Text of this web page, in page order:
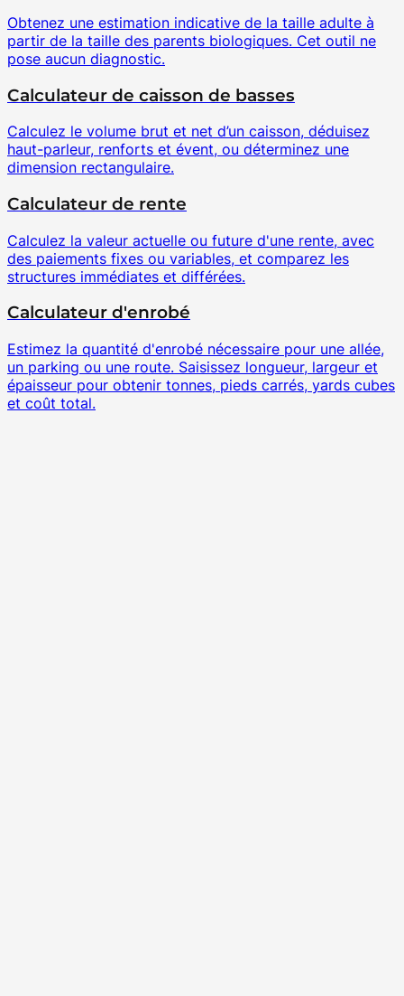
Obtenez une estimation indicative de la taille adulte à
partir de la taille des parents biologiques. Cet outil ne
pose aucun diagnostic.
Calculateur de caisson de basses
Calculez le volume brut et net d’un caisson, déduisez
haut-parleur, renforts et évent, ou déterminez une
dimension rectangulaire.
Calculateur de rente
Calculez la valeur actuelle ou future d'une rente, avec
des paiements fixes ou variables, et comparez les
structures immédiates et différées.
Calculateur d'enrobé
Estimez la quantité d'enrobé nécessaire pour une allée,
un parking ou une route. Saisissez longueur, largeur et
épaisseur pour obtenir tonnes, pieds carrés, yards cubes
et coût total.